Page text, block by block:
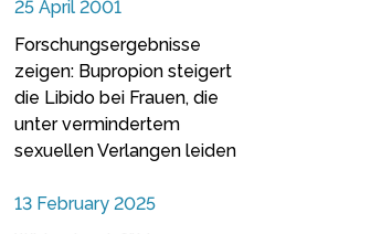
25 April 2001
Forschungsergebnisse
zeigen: Bupropion steigert
die Libido bei Frauen, die
unter vermindertem
sexuellen Verlangen leiden
13 February 2025